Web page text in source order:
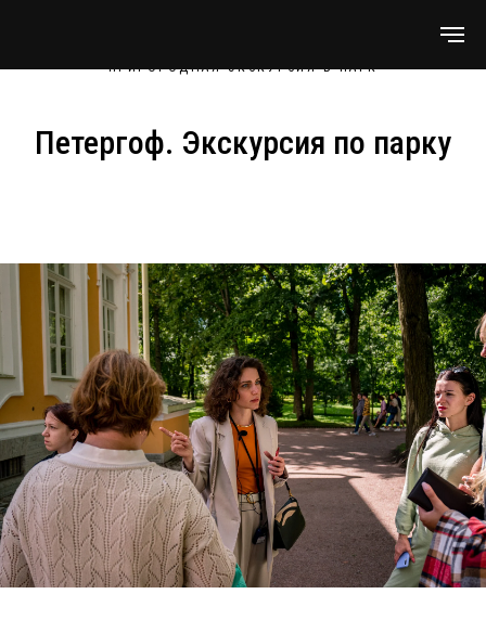
ПРИГОРОДНАЯ ЭКСКУРСИЯ В ПАРК
Петергоф. Экскурсия по парку